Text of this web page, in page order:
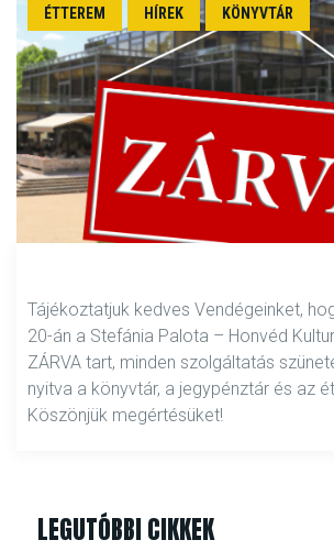
ÉTTEREM HÍREK KÖNYVTÁR
Tájékoztatjuk kedves Vendégeinket,
20-án a Stefánia Palota – Honvéd
ZÁRVA tart, minden szolgáltatás
nyitva a könyvtár, a jegypénztár és az
Köszönjük megértésüket!
LEGUTÓBBI CIKKEK